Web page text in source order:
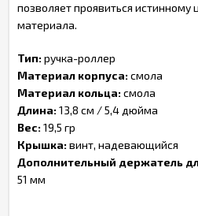
позволяет проявиться истинному
материала.
Тип:ручка-роллер
Материал корпуса:смола
Материал кольца:смола
Длина:13,8 см / 5,4 дюйма
Вес:19,5 гр
Крышка:винт, надевающийся
Дополнительный держатель
51 мм